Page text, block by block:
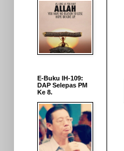
E-Buku IH-109:
DAP Selepas PM
Ke 8.